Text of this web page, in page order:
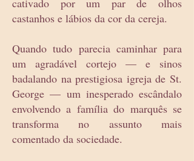
cativado por um par de olhos
castanhos e lábios da cor da cereja.
Quando tudo parecia caminhar para
um agradável cortejo — e sinos
badalando na prestigiosa igreja de St.
George — um inesperado escândalo
envolvendo a família do marquês se
transforma no assunto mais
comentado da sociedade.